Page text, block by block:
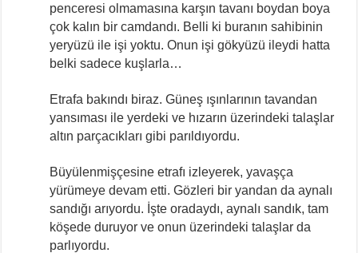
penceresi olmamasına karşın tavanı boydan boya
çok kalın bir camdandı. Belli ki buranın sahibinin
yeryüzü ile işi yoktu. Onun işi gökyüzü ileydi hatta
belki sadece kuşlarla…
Etrafa bakındı biraz. Güneş ışınlarının tavandan
yansıması ile yerdeki ve hızarın üzerindeki talaşlar
altın parçacıkları gibi parıldıyordu.
Büyülenmişçesine etrafı izleyerek, yavaşça
yürümeye devam etti. Gözleri bir yandan da aynalı
sandığı arıyordu. İşte oradaydı, aynalı sandık, tam
köşede duruyor ve onun üzerindeki talaşlar da
parlıyordu.